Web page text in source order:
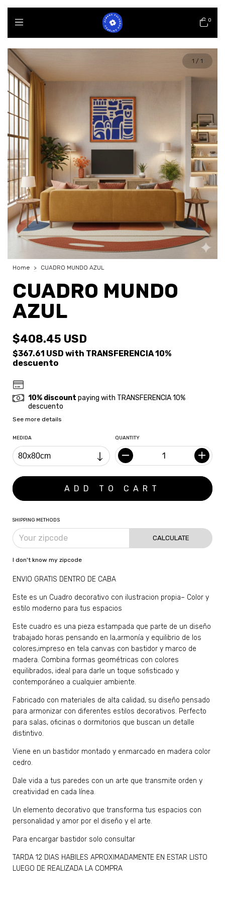
0
1 / 1
Home > CUADRO MUNDO AZUL
CUADRO MUNDO
AZUL
$408.45 USD
$367.61 USD with TRANSFERENCIA 10%
descuento
10% discount paying with TRANSFERENCIA 10%
descuento
See more details
MEDIDA QUANTITY
SHIPPING METHODS
CALCULATE
I don't know my zipcode
ENVIO GRATIS DENTRO DE CABA
Este es un Cuadro decorativo con ilustracion propia– Color y
estilo moderno para tus espacios
Este cuadro es una pieza estampada que parte de un diseño
trabajado horas pensando en la,armonía y equilibrio de los
colores,impreso en tela canvas con bastidor y marco de
madera. Combina formas geométricas con colores
equilibrados, ideal para darle un toque sofisticado y
contemporáneo a cualquier ambiente.
Fabricado con materiales de alta calidad, su diseño pensado
para armonizar con diferentes estilos decorativos. Perfecto
para salas, oficinas o dormitorios que buscan un detalle
distintivo.
Viene en un bastidor montado y enmarcado en madera color
cedro.
Dale vida a tus paredes con un arte que transmite orden y
creatividad en cada línea.
Un elemento decorativo que transforma tus espacios con
personalidad y amor por el diseño y el arte.
Para encargar bastidor solo consultar
TARDA 12 DIAS HABILES APROXIMADAMENTE EN ESTAR LISTO
LUEGO DE REALIZADA LA COMPRA